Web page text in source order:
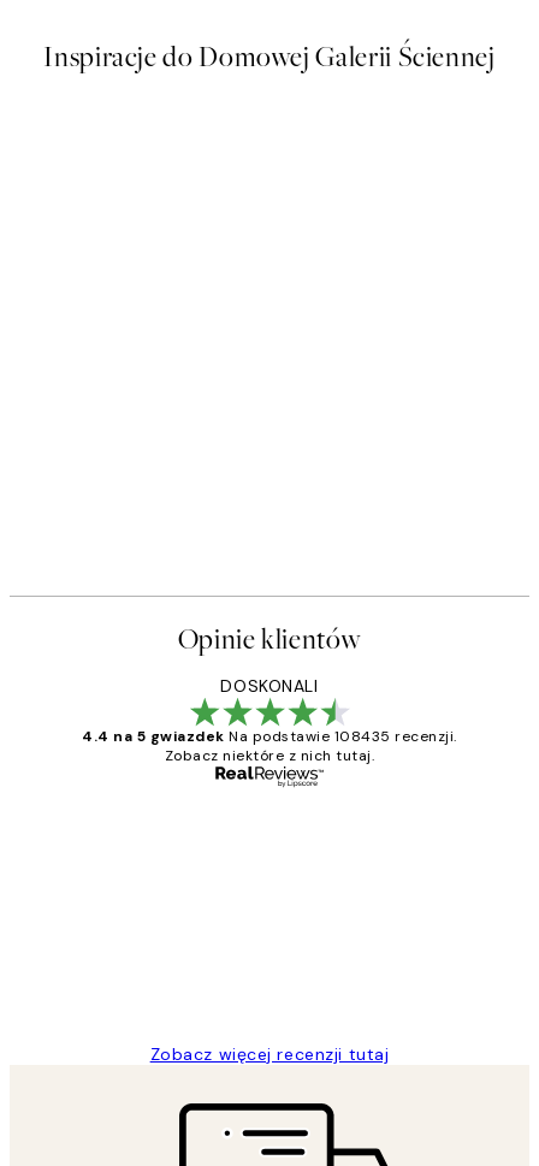
Inspiracje do Domowej Galerii Ściennej
Opinie klientów
DOSKONALI
4.4 na 5 gwiazdek Na podstawie 108435 recenzji.
Zobacz niektóre z nich tutaj.
Zobacz więcej recenzji tutaj